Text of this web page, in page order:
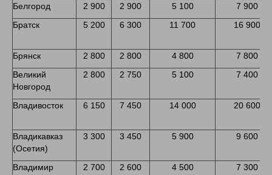
Белгород
2 900 2 900 5 100
7 900
Братск
5 200 6 300 11 700 16 900
Брянск 2 800 2 800 4 800
7 800
Великий
Новгород
2 800 2 750 5 100 7 400
Владивосток 6 150 7 450 14 000 20 600
Владикавказ
(Осетия)
3 300 3 450 5 900 9 600
Владимир 2 700 2 600 4 500
7 300